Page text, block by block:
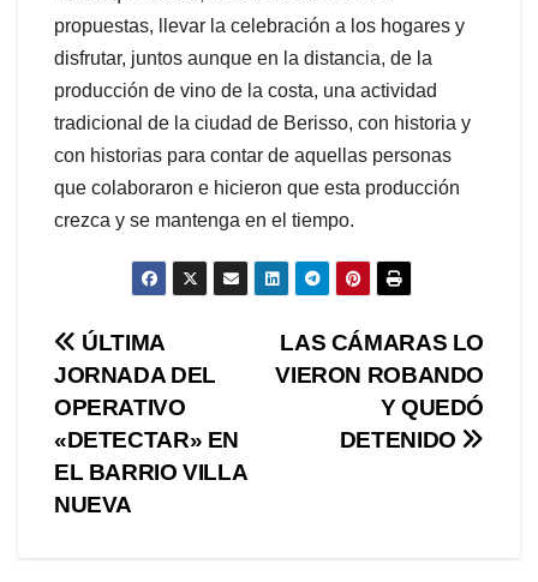
propuestas, llevar la celebración a los hogares y
disfrutar, juntos aunque en la distancia, de la
producción de vino de la costa, una actividad
tradicional de la ciudad de Berisso, con historia y
con historias para contar de aquellas personas
que colaboraron e hicieron que esta producción
crezca y se mantenga en el tiempo.
Navegación
de
entradas
LAS CÁMARAS LO
VIERON ROBANDO
Y QUEDÓ
DETENIDO
ÚLTIMA
JORNADA DEL
OPERATIVO
«DETECTAR» EN
EL BARRIO VILLA
NUEVA